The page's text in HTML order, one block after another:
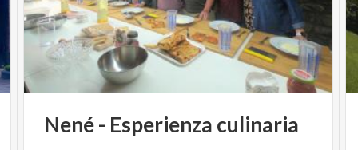
Nené- Esperienza culinaria